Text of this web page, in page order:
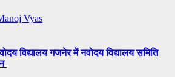
Vyas
विद्यालय गजनेर में नवोदय विद्यालय समिति